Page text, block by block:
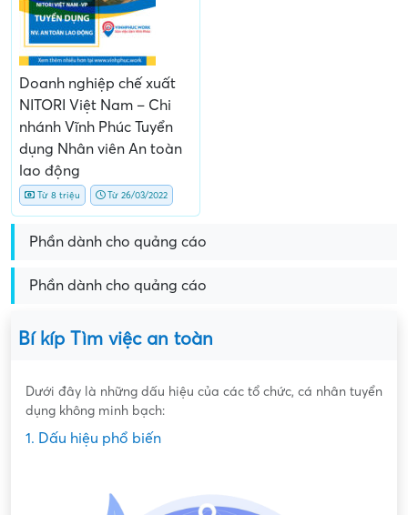
Doanh nghiệp chế xuất
NITORI Việt Nam – Chi
nhánh Vĩnh Phúc Tuyển
dụng Nhân viên An toàn
lao động
Từ 8 triệu Từ 26/03/2022
Phần dành cho quảng cáo
Phần dành cho quảng cáo
Bí kíp Tìm việc an toàn
Dưới đây là những dấu hiệu của các tổ chức, cá nhân tuyển
dụng không minh bạch:
1. Dấu hiệu phổ biến